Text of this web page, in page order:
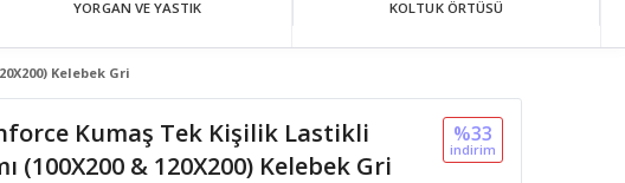
YORGAN VE YASTIK KOLTUK ÖRTÜSÜ
Kelebek Gri
Kumaş Tek Kişilik Lastikli
(100X200 & 120X200) Kelebek Gri
%33
i̇ndi̇ri̇m